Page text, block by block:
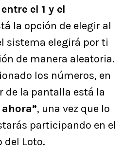
el 1 y el
la opción de elegir al
sistema elegirá por ti
de manera aleatoria.
los números, en
de la pantalla está la
, una vez que lo
participando en el
del Loto.